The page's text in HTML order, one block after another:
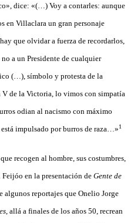
dice: «(…) Voy a contarles: aunque
en Villaclara un gran personaje
que olvidar a fuerza de recordarlos,
a un Presidente de cualquier
(…), símbolo y protesta de la
de la Victoria, lo vimos con simpatía
odian al nacismo con máximo
impulsado por burros de raza…»1
recogen al hombre, sus costumbres,
en la presentación de Gente de
reportajes que Onelio Jorge
, allá a finales de los años 50, recrean